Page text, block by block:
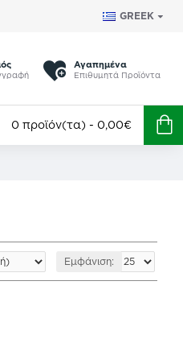
GREEK
Αγαπημένα
Επιθυμητά Προϊόντα
0 προϊόν(τα) - 0,00€
Εμφάνιση: